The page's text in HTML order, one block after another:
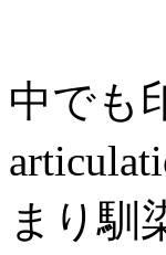
中でも
まり馴